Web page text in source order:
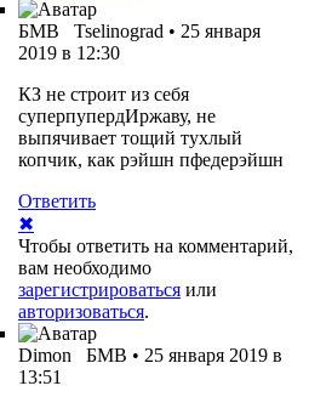
БМВ Tselinograd • 25 января
2019 в 12:30
КЗ не строит из себя
суперпупердИржаву, не
выпячивает тощий тухлый
копчик, как рэйшн пфедерэйшн
Ответить
✖
Чтобы ответить на комментарий,
вам необходимо
зарегистрироваться или
авторизоваться.
Dimon БМВ • 25 января 2019 в
13:51